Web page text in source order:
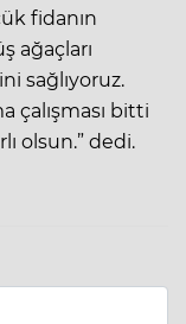
fidanın
ağaçları
sağlıyoruz.
çalışması bitti
olsun.” dedi.